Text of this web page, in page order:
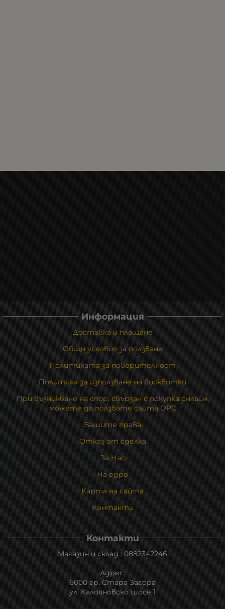
Информация
Доставка и плащане
Общи условия за ползване
Политиката за поверителност
Политика за използване на бисквитки
При възникване на спор, свързан с покупка онлайн,
можете да ползвате сайта ОРС
Вашите права
Отказ от сделка
За Нас
На едро
Карта на сайта
Контакти
Контакти
Магазин и склад : 0882342246
Адрес:
6000 гр. Стара Загора
ул. Калояновско шосе 1